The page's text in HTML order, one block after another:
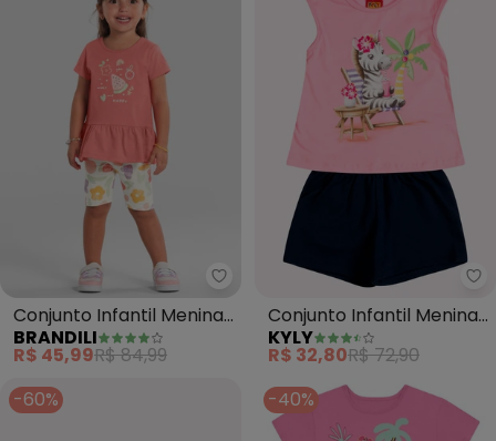
Brandili - Conjunto Infantil
Conjunto Infantil Menina
de Melancia (Rosa)
BRANDILI
R$ 45,99R$ 84,99
Conjunto Infantil Menina
Estampa (Rosa)
KYLY
R$ 32,80R$ 72,90
-60%
-40%